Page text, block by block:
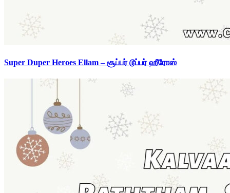
Super Duper Heroes Ellam – சூப்பர் டூப்பர் ஹீரோஸ்